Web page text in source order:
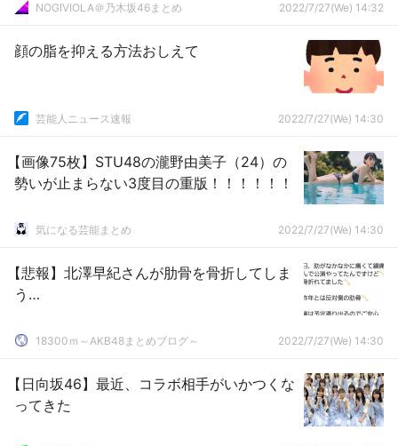
NOGIVIOLA＠乃木坂46まとめ 2022/7/27(We) 14:32
顔の脂を抑える方法おしえて
芸能人ニュース速報 2022/7/27(We) 14:30
【画像75枚】STU48の瀧野由美子（24）の
勢いが止まらない3度目の重版！！！！！！
気になる芸能まとめ 2022/7/27(We) 14:30
【悲報】北澤早紀さんが肋骨を骨折してしま
う…
18300ｍ～AKB48まとめブログ～ 2022/7/27(We) 14:30
【日向坂46】最近、コラボ相手がいかつくな
ってきた